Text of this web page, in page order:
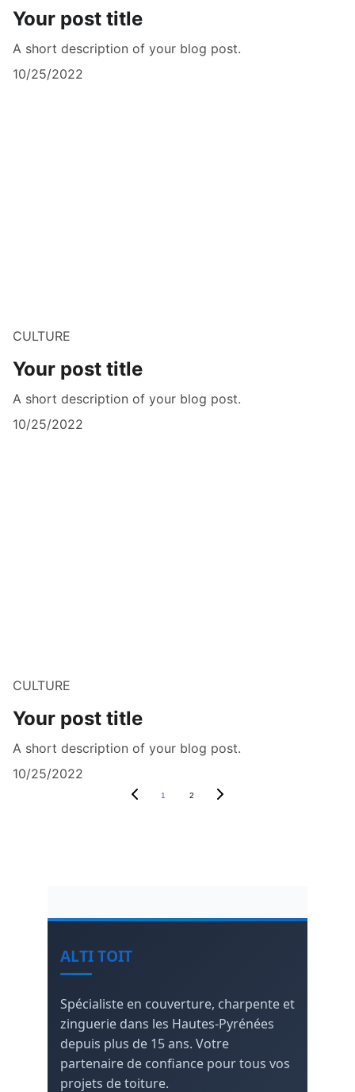
Your post title
A short description of your blog post.
10/25/2022
CULTURE
Your post title
A short description of your blog post.
10/25/2022
CULTURE
Your post title
A short description of your blog post.
10/25/2022
1 2